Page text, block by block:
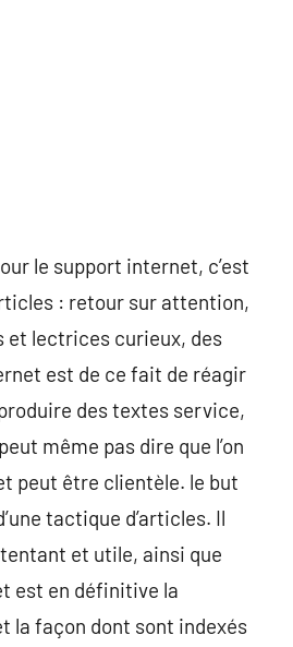
le support internet, c’est
: retour sur attention,
et lectrices curieux, des
est de ce fait de réagir
des textes service,
même pas dire que l’on
peut être clientèle. le but
tactique d’articles. Il
et utile, ainsi que
est en définitive la
la façon dont sont indexés